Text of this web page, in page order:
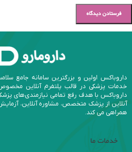
داروباکس اولین و بزرگترین سامانه جامع
خدمات پزشکی در قالب پلتفرم آنلاین
داروباکس با هدف رفع تمامی نیازمندی‌های
آنلاین از پزشک متخصص، مشاوره آنلاین،
همراهی می کند.
خدمات ما